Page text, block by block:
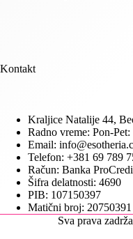
Kontakt
Kraljice Natalije 44,
Radno vreme: Pon-
Email:
Telefon: +381 69 789
Račun: Banka
Šifra delatnosti: 4690
PIB: 107150397
Matični broj: 20750391
Sva prava